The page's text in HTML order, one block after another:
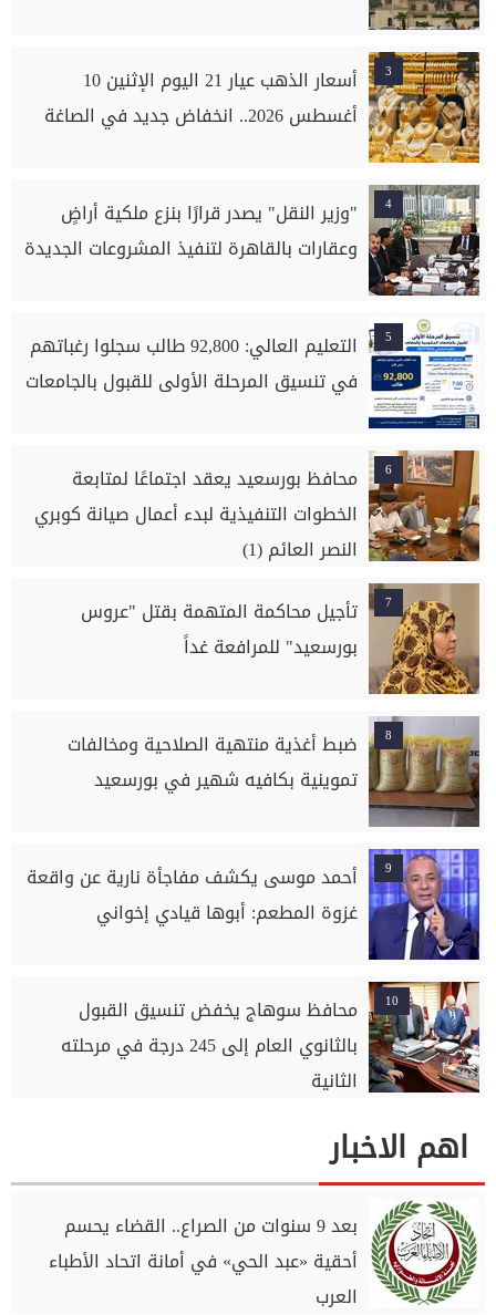
3
أسعار الذهب عيار 21 اليوم الإثنين 10
أغسطس 2026.. انخفاض جديد في الصاغة
4
"وزير النقل" يصدر قرارًا بنزع ملكية أراضٍ
وعقارات بالقاهرة لتنفيذ المشروعات الجديدة
5
التعليم العالي: 92,800 طالب سجلوا رغباتهم
في تنسيق المرحلة الأولى للقبول بالجامعات
6
محافظ بورسعيد يعقد اجتماعًا لمتابعة
الخطوات التنفيذية لبدء أعمال صيانة كوبري
النصر العائم (1)
7
تأجيل محاكمة المتهمة بقتل "عروس
بورسعيد" للمرافعة غداً
8
ضبط أغذية منتهية الصلاحية ومخالفات
تموينية بكافيه شهير في بورسعيد
9
أحمد موسى يكشف مفاجأة نارية عن واقعة
غزوة المطعم: أبوها قيادي إخواني
10
محافظ سوهاج يخفض تنسيق القبول
بالثانوي العام إلى 245 درجة في مرحلته
الثانية
اهم الاخبار
بعد 9 سنوات من الصراع.. القضاء يحسم
أحقية «عبد الحي» في أمانة اتحاد الأطباء
العرب